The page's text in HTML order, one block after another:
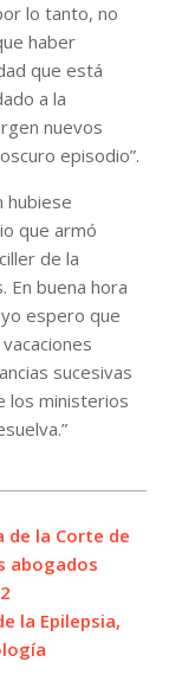
lo tanto, no
haber
que está
a la
nuevos
episodio”.
hubiese
que armó
de la
En buena hora
espero que
sucesivas
los ministerios
de la Corte de
abogados
la Epilepsia,